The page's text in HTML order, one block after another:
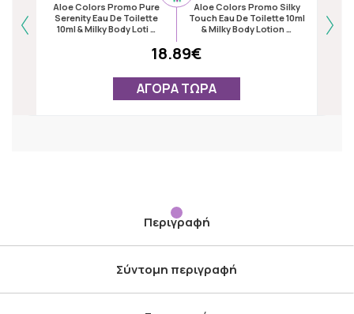
Aloe Colors Promo Pure
Serenity Eau De Toilette
10ml & Milky Body Loti …
Aloe Colors Promo Silky
Touch Eau De Toilette 10ml
& Milky Body Lotion …
18.89€
ΑΓΟΡΑ ΤΩΡΑ
Περιγραφή
Σύντομη περιγραφή